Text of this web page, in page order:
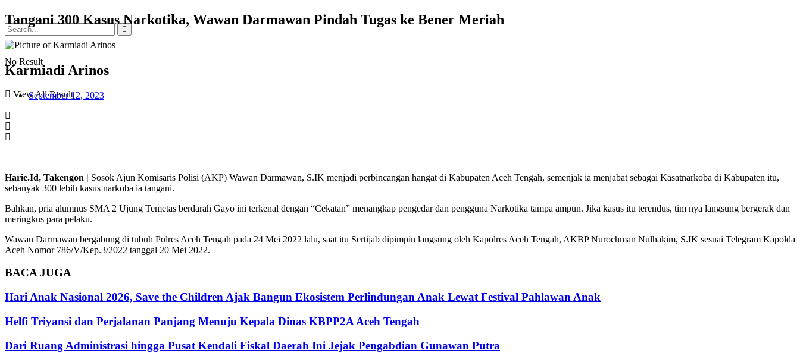
No Result
View All Result
Tangani 300 Kasus Narkotika, Wawan Darmawan Pindah Tugas ke Bener Meriah
Karmiadi Arinos
September 12, 2023
Harie.Id, Takengon | Sosok Ajun Komisaris Polisi (AKP) Wawan Darmawan, S.IK menjadi perbincangan hangat di Kabupaten Aceh Tengah, semenjak ia menjabat sebagai Kasatnarkoba di Kabupaten itu,
sebanyak 300 lebih kasus narkoba ia tangani.
Bahkan, pria alumnus SMA 2 Ujung Temetas berdarah Gayo ini terkenal dengan “Cekatan” menangkap pengedar dan pengguna Narkotika tampa ampun. Jika kasus itu terendus, tim nya langsung bergerak dan
meringkus para pelaku.
Wawan Darmawan bergabung di tubuh Polres Aceh Tengah pada 24 Mei 2022 lalu, saat itu Sertijab dipimpin langsung oleh Kapolres Aceh Tengah, AKBP Nurochman Nulhakim, S.IK sesuai Telegram Kapolda
Aceh Nomor 786/V/Kep.3/2022 tanggal 20 Mei 2022.
BACAJUGA
Hari Anak Nasional 2026, Save the Children Ajak Bangun Ekosistem Perlindungan Anak Lewat Festival Pahlawan Anak
Helfi Triyansi dan Perjalanan Panjang Menuju Kepala Dinas KBPP2A Aceh Tengah
Dari Ruang Administrasi hingga Pusat Kendali Fiskal Daerah Ini Jejak Pengabdian Gunawan Putra